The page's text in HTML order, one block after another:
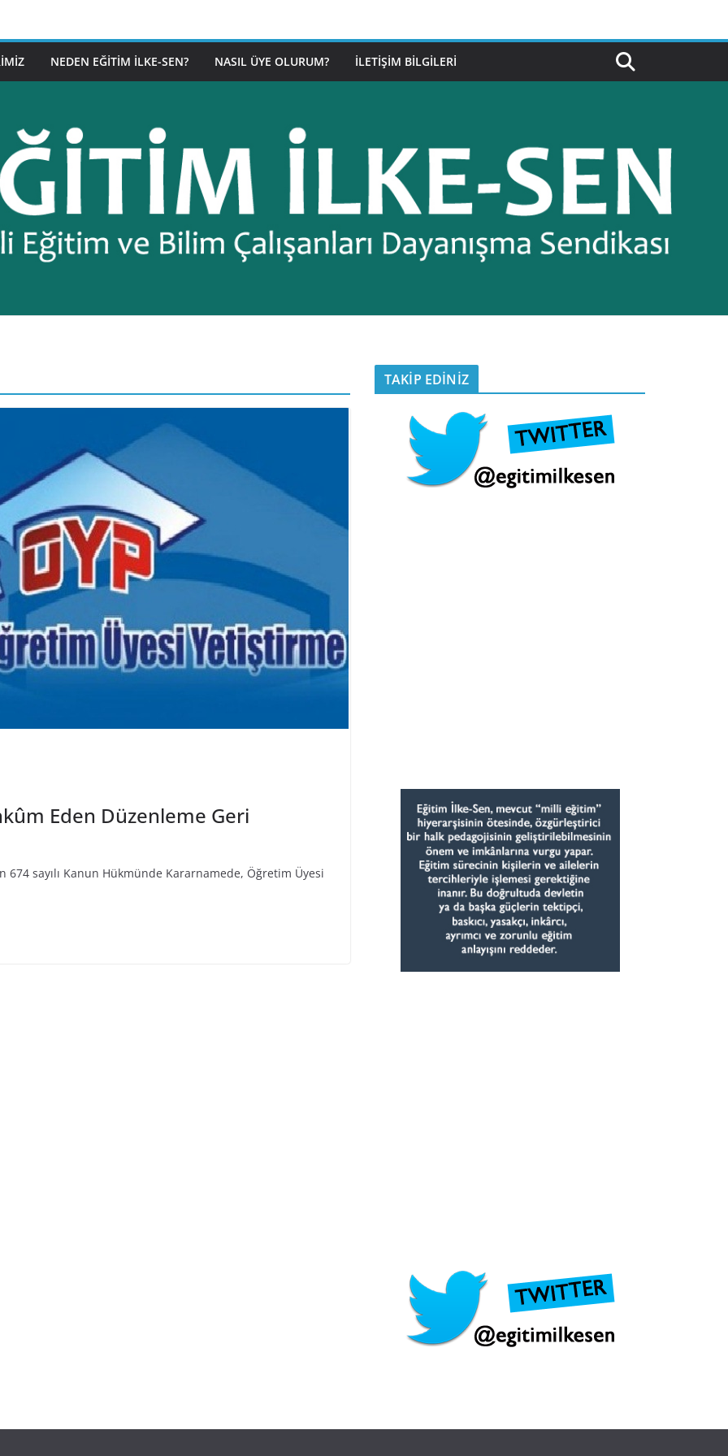
NEDEN EĞITIM İLKE-SEN? NASIL ÜYE OLURUM? İLETIŞIM BILGILERI
Eden Düzenleme Geri
sayılı Kanun Hükmünde Kararnamede, Öğretim Üyesi
TAKİP EDİNİZ